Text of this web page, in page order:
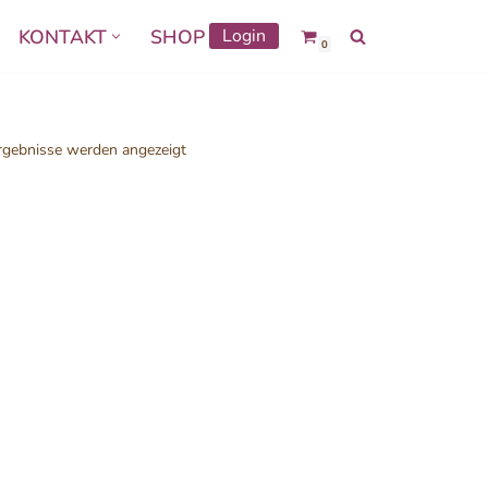
KONTAKT SHOP Login 0
werden angezeigt